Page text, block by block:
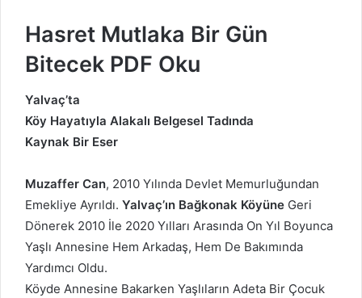
Hasret Mutlaka Bir Gün
Bitecek PDF Oku
Yalvaç’ta
Köy Hayatıyla Alakalı Belgesel Tadında
Kaynak Bir Eser
Muzaffer Can, 2010 Yılında Devlet Memurluğundan
Emekliye Ayrıldı. Yalvaç’ın Bağkonak Köyüne Geri
Dönerek 2010 İle 2020 Yılları Arasında On Yıl Boyunca
Yaşlı Annesine Hem Arkadaş, Hem De Bakımında
Yardımcı Oldu.
Köyde Annesine Bakarken Yaşlıların Adeta Bir Çocuk